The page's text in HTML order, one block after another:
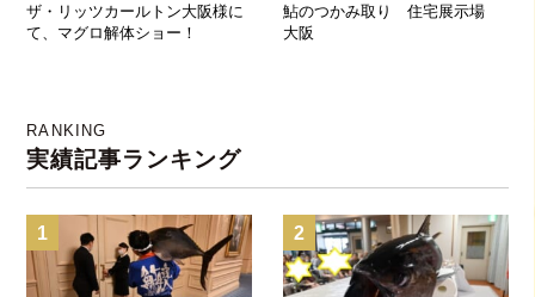
ザ・リッツカールトン大阪様に
て、マグロ解体ショー！
鮎のつかみ取り 住宅展示場
大阪
RANKING
実績記事ランキング
1 2